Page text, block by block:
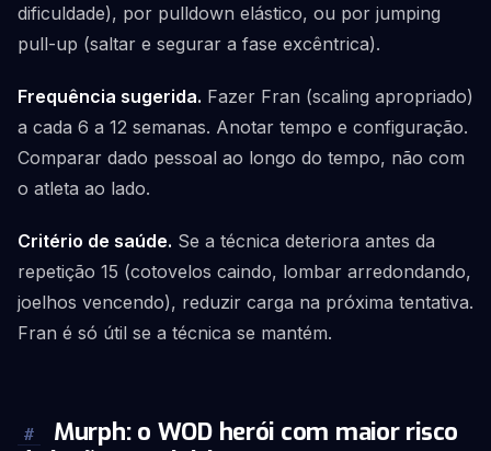
dificuldade), por pulldown elástico, ou por jumping
pull-up (saltar e segurar a fase excêntrica).
Frequência sugerida. Fazer Fran (scaling apropriado)
a cada 6 a 12 semanas. Anotar tempo e configuração.
Comparar dado pessoal ao longo do tempo, não com
o atleta ao lado.
Critério de saúde. Se a técnica deteriora antes da
repetição 15 (cotovelos caindo, lombar arredondando,
joelhos vencendo), reduzir carga na próxima tentativa.
Fran é só útil se a técnica se mantém.
#
Murph: o WOD herói com maior risco